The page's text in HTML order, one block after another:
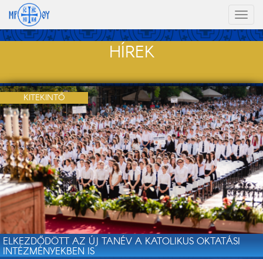
HÍREK
ELKEZDŐDÖTT AZ ÚJ TANÉV A KATOLIKUS OKTATÁSI
INTÉZMÉNYEKBEN IS
KITEKINTŐ